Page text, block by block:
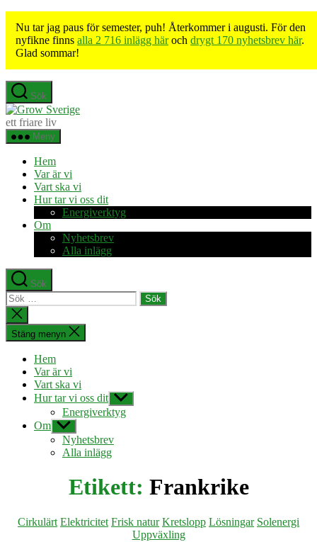
Nu tar jag paus för semester, puh! Återkommer i augusti. För den
nyfikne finns alla 2 716 inlägg häroch drygt 170 nyhetsbrev här.
Glad sommar!
Hoppa
till
innehåll
Sök
Grow
ett friare liv
Meny
Hem
Var är vi
Vart ska vi
Hur tar vi oss dit
Energiverktyg
Om
Nyhetsbrev
Alla inlägg
Sök
Sök
efter:
Stäng
sökningen
Stäng menyn
Hem
Var är vi
Vart ska vi
Hur tar vi oss dit Visa
undermeny
Energiverktyg
Om Visa
undermeny
Nyhetsbrev
Alla inlägg
Etikett: Frankrike
Kategorier
Cirkulärt Elektricitet Frisk natur Kretslopp Lösningar Solenergi
Uppväxling